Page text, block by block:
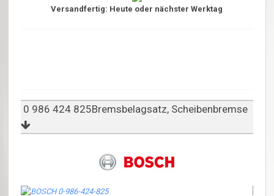
Versandfertig: Heute oder nächster Werktag
0 986 424 825Bremsbelagsatz, Scheibenbremse